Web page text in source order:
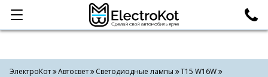
Категории Поиск
ЭлектроКот Автосвет Светодиодные лампы T15 W16W